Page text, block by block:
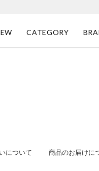
CATEGORY
について 商品のお届けに